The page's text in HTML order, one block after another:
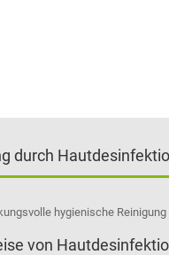
durch
hygienische
von